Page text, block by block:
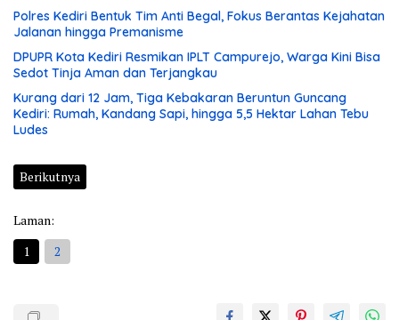
Polres Kediri Bentuk Tim Anti Begal, Fokus Berantas Kejahatan
Jalanan hingga Premanisme
DPUPR Kota Kediri Resmikan IPLT Campurejo, Warga Kini Bisa
Sedot Tinja Aman dan Terjangkau
Kurang dari 12 Jam, Tiga Kebakaran Beruntun Guncang
Kediri: Rumah, Kandang Sapi, hingga 5,5 Hektar Lahan Tebu
Ludes
Berikutnya
Laman:
1
2